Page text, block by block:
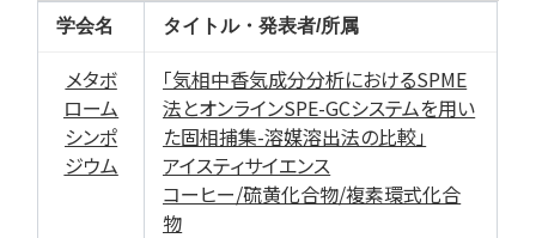
学会名 タイトル・発表者/所属
メタボ
ローム
シンポ
ジウム
「気相中香気成分分析におけるSPME
法とオンラインSPE-GCシステムを用い
た固相捕集-溶媒溶出法の比較」
アイスティサイエンス
コーヒー/硫黄化合物/複素環式化合
物